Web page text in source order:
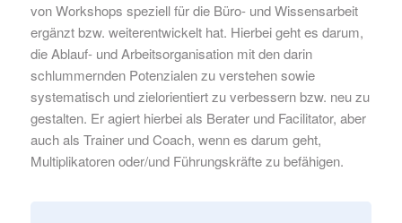
von Workshops speziell für die Büro- und Wissensarbeit
ergänzt bzw. weiterentwickelt hat. Hierbei geht es darum,
die Ablauf- und Arbeitsorganisation mit den darin
schlummernden Potenzialen zu verstehen sowie
systematisch und zielorientiert zu verbessern bzw. neu zu
gestalten. Er agiert hierbei als Berater und Facilitator, aber
auch als Trainer und Coach, wenn es darum geht,
Multiplikatoren oder/und Führungskräfte zu befähigen.